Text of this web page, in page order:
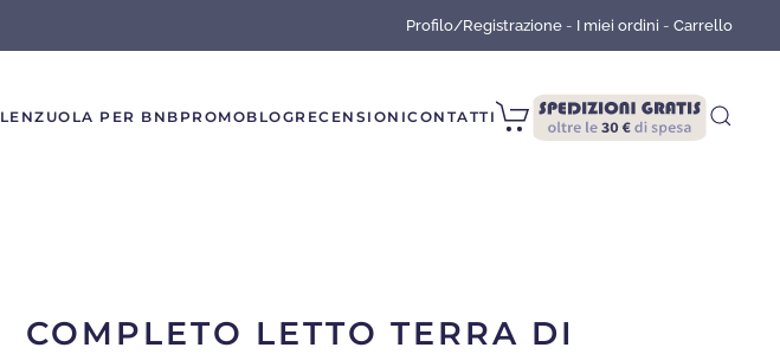
Profilo/Registrazione - I miei ordini - Carrello
LENZUOLA PER BNB PROMOBLOGRECENSIONICONTATTI
COMPLETO LETTO TERRA DI